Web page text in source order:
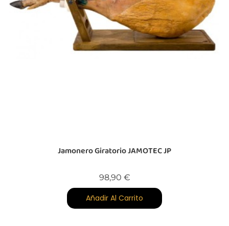
Jamonero Giratorio JAMOTEC JP
98,90 €Precio
Añadir Al Carrito